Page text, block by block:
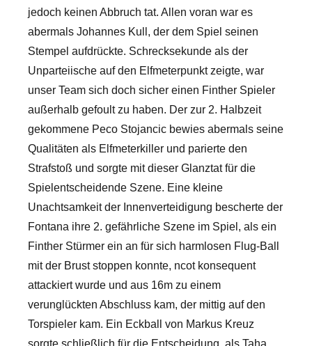
jedoch keinen Abbruch tat. Allen voran war es
abermals Johannes Kull, der dem Spiel seinen
Stempel aufdrückte. Schrecksekunde als der
Unparteiische auf den Elfmeterpunkt zeigte, war
unser Team sich doch sicher einen Finther Spieler
außerhalb gefoult zu haben. Der zur 2. Halbzeit
gekommene Peco Stojancic bewies abermals seine
Qualitäten als Elfmeterkiller und parierte den
Strafstoß und sorgte mit dieser Glanztat für die
Spielentscheidende Szene. Eine kleine
Unachtsamkeit der Innenverteidigung bescherte der
Fontana ihre 2. gefährliche Szene im Spiel, als ein
Finther Stürmer ein an für sich harmlosen Flug-Ball
mit der Brust stoppen konnte, ncot konsequent
attackiert wurde und aus 16m zu einem
verunglückten Abschluss kam, der mittig auf den
Torspieler kam. Ein Eckball von Markus Kreuz